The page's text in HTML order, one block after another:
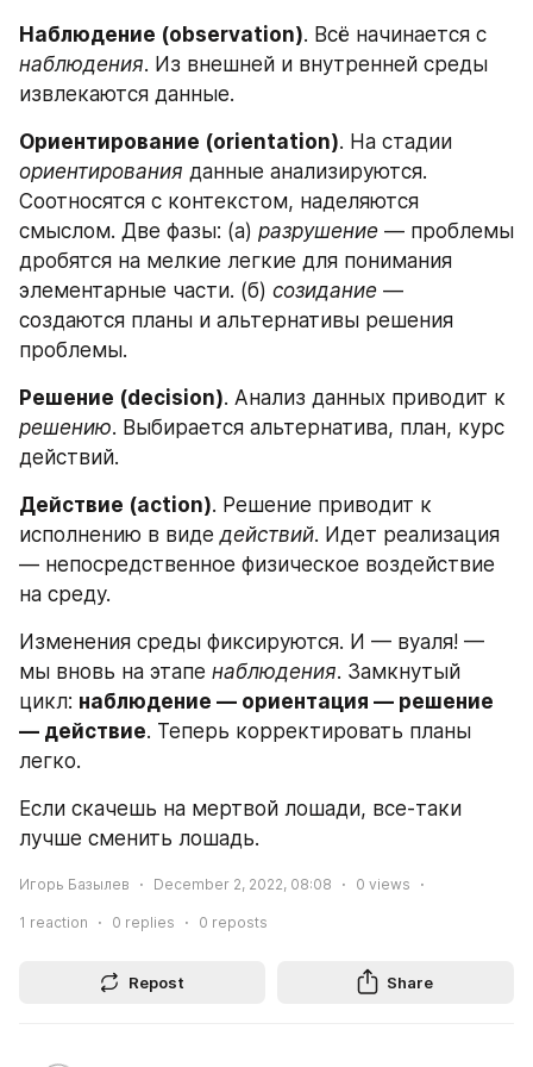
Наблюдение (observation)
наблюдения. Из внешней и внутренней среды
извлекаются данные.
Ориентирование (orientation)
ориентирования данные анализируются.
Соотносятся с контекстом, наделяются
смыслом. Две фазы: (а) разрушение — проблемы
дробятся на мелкие легкие для понимания
элементарные части. (б) созидание —
создаются планы и альтернативы решения
проблемы.
Решение (decision)
решению. Выбирается альтернатива, план, курс
действий.
Действие (action). Решение приводит к
исполнению в виде действий. Идет реализация
— непосредственное физическое воздействие
на среду.
Изменения среды фиксируются. И — вуаля! —
мы вновь на этапе наблюдения. Замкнутый
цикл: наблюдение — ориентация — решение
— действие. Теперь корректировать планы
легко.
Если скачешь на мертвой лошади, все-таки
лучше сменить лошадь.
Игорь Базылев December 2, 2022, 08:08 0 views
1 reaction 0 replies 0 reposts
Repost Share